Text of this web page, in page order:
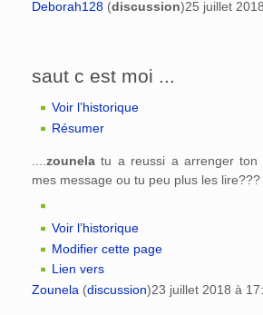
Deborah128 (discussion)25 juillet
saut c est moi ...
Voir l’historique
Résumer
zounela tu a reussi a arrenger ton
mes message ou tu peu plus les lire???
Voir l’historique
Modifier cette page
Lien vers
Zounela (discussion)23 juillet 2018 à